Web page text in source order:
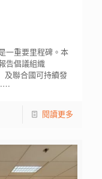
一重要里程碑。本
告倡議組織
及聯合國可持續發
閱讀更多